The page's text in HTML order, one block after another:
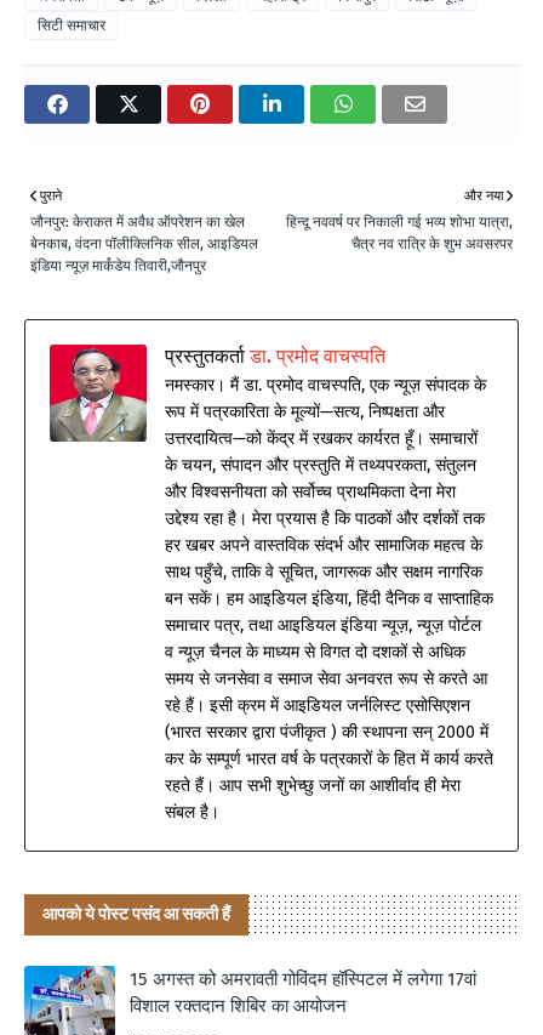
सिटी समाचार
और नया
हिन्दू नववर्ष पर निकाली गई भव्य शोभा यात्रा,
चैत्र नव रात्रि के शुभ अवसरपर
पुराने
जौनपुर: केराकत में अवैध ऑपरेशन का खेल
बेनकाब, वंदना पॉलीक्लिनिक सील, आइडियल
इंडिया न्यूज़ मार्कंडेय तिवारी,जौनपुर
प्रस्तुतकर्ताडा. प्रमोद वाचस्पति
नमस्कार। मैं डा. प्रमोद वाचस्पति, एक न्यूज़ संपादक के
रूप में पत्रकारिता के मूल्यों—सत्य, निष्पक्षता और
उत्तरदायित्व—को केंद्र में रखकर कार्यरत हूँ। समाचारों
के चयन, संपादन और प्रस्तुति में तथ्यपरकता, संतुलन
और विश्वसनीयता को सर्वोच्च प्राथमिकता देना मेरा
उद्देश्य रहा है। मेरा प्रयास है कि पाठकों और दर्शकों तक
हर खबर अपने वास्तविक संदर्भ और सामाजिक महत्व के
साथ पहुँचे, ताकि वे सूचित, जागरूक और सक्षम नागरिक
बन सकें। हम आइडियल इंडिया, हिंदी दैनिक व साप्ताहिक
समाचार पत्र, तथा आइडियल इंडिया न्यूज़, न्यूज़ पोर्टल
व न्यूज़ चैनल के माध्यम से विगत दो दशकों से अधिक
समय से जनसेवा व समाज सेवा अनवरत रूप से करते आ
रहे हैं। इसी क्रम में आइडियल जर्नलिस्ट एसोसिएशन
(भारत सरकार द्वारा पंजीकृत ) की स्थापना सन् 2000 में
कर के सम्पूर्ण भारत वर्ष के पत्रकारों के हित में कार्य करते
रहते हैं। आप सभी शुभेच्छु जनों का आशीर्वाद ही मेरा
संबल है।
आपको ये पोस्ट पसंद आ सकती हैं
15 अगस्त को अमरावती गोविंदम हॉस्पिटल में लगेगा 17वां
विशाल रक्तदान शिबिर का आयोजन